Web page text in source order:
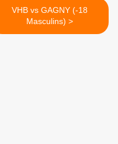
VHB vs GAGNY (-18
Masculins) >